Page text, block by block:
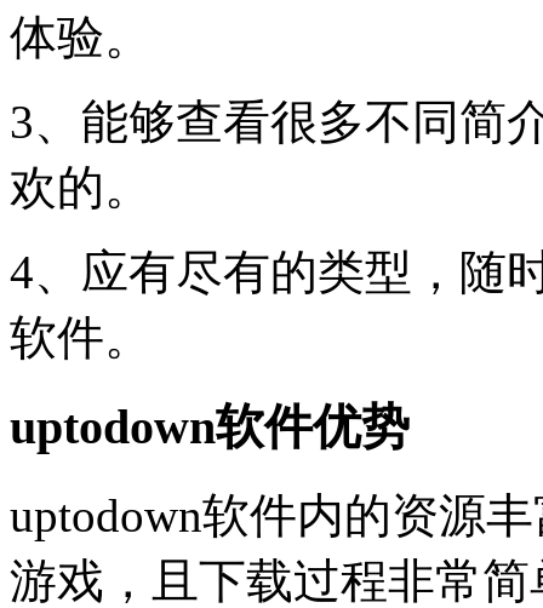
体验。
3、能够查看很多不同简
欢的。
4、应有尽有的类型，随
软件。
uptodown软件优势
uptodown软件内的资源
游戏，且下载过程非常